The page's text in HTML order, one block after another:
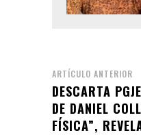
ARTÍCULO ANTERIOR
DESCARTA
DE DANIEL
FÍSICA”,